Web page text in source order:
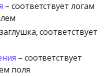
– соответствует логам
соответствует
– соответствует
поля